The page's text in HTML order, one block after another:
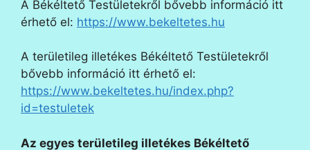
A Békéltető Testületekről bővebb információ itt
érhető el: https://www.bekeltetes.hu
A területileg illetékes Békéltető Testületekről
bővebb információ itt érhető el:
https://www.bekeltetes.hu/index.php?
id=testuletek
Az egyes területileg illetékes Békéltető